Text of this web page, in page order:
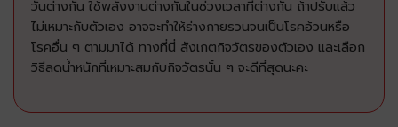
วันต่างกัน ใช้พลังงานต่างกันในช่วงเวลาที่ต่างกัน ถ้าปรับแล้ว
ไม่เหมาะกับตัวเอง อาจจะทำให้ร่างกายรวนจนเป็นโรคอ้วนหรือ
โรคอื่น ๆ ตามมาได้ ทางที่นี่ สังเกตกิจวัตรของตัวเอง และเลือก
วิธีลดน้ำหนักที่เหมาะสมกับกิจวัตรนั้น ๆ จะดีที่สุดนะคะ